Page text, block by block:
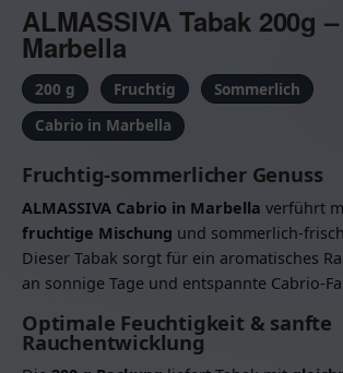
ALMASSIVA Tabak 200g
Marbella
200 g Fruchtig
Sommerlich
Cabrio in Marbella
Fruchtig-sommerlicher Genuss
ALMASSIVA Cabrio in Marbella verführt
fruchtige Mischung und sommerlich-
Dieser Tabak sorgt für ein aromatisches
an sonnige Tage und entspannte Cabrio-
Optimale Feuchtigkeit & sanfte
Rauchentwicklung